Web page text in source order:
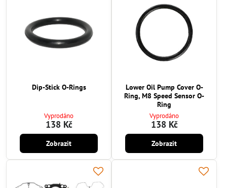
Dip-Stick O-Rings
Vyprodáno
138 Kč
Zobrazit
Lower Oil Pump Cover O-
Ring, M8 Speed Sensor O-
Ring
Vyprodáno
138 Kč
Zobrazit